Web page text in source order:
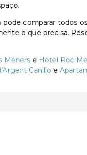
comparar todos
o que precisa.
Meners e Hotel Roc
Canillo e